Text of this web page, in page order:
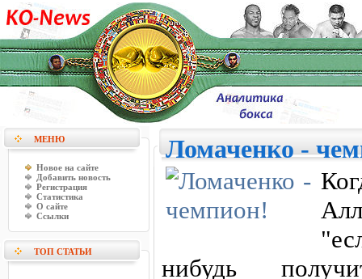
МЕНЮ
Новое на сайте
Добавить новость
Регистрация
Статистика
О сайте
Ссылки
ТОП СТАТЬИ
Ломаченко -
нибудь